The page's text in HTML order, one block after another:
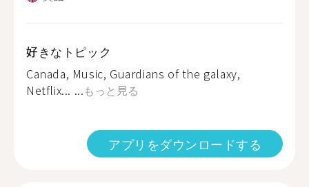
好きなトピック
Canada, Music, Guardians of the galaxy,
Netflix... ...もっと見る
アプリをダウンロードする